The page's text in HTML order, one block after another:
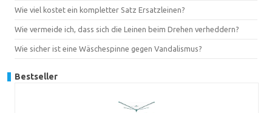
Wie viel kostet ein kompletter Satz Ersatzleinen?
Wie vermeide ich, dass sich die Leinen beim Drehen verheddern?
Wie sicher ist eine Wäschespinne gegen Vandalismus?
Bestseller